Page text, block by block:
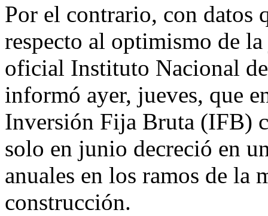
Por el contrario, con datos
respecto al optimismo de
oficial Instituto Nacional
informó ayer, jueves, que
Inversión Fija Bruta (IFB)
solo en junio decreció en
anuales en los ramos de la
construcción.